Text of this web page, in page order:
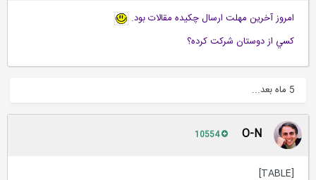
امروز آخرين مهلت ارسال چكيده مقالات بود.
كسي از دوستان شركت كرده؟
O-N